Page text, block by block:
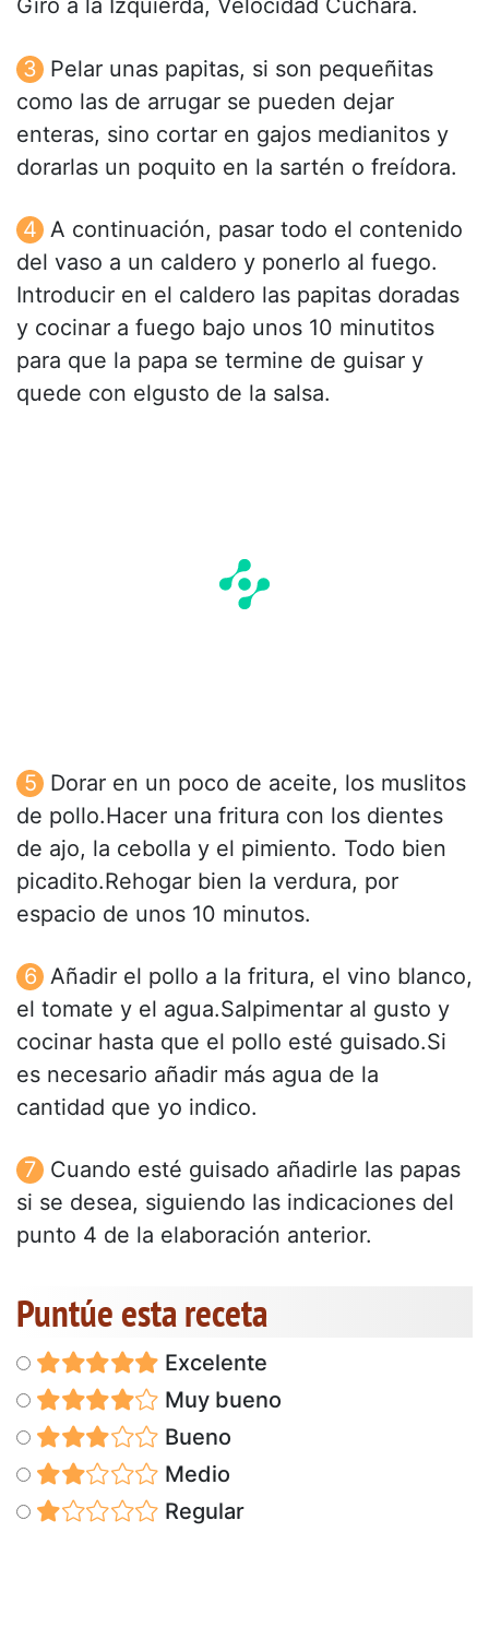
Giro a la Izquierda, Velocidad Cuchara.
Pelar unas papitas, si son pequeñitas
como las de arrugar se pueden dejar
enteras, sino cortar en gajos medianitos y
dorarlas un poquito en la sartén o freídora.
A continuación, pasar todo el contenido
del vaso a un caldero y ponerlo al fuego.
Introducir en el caldero las papitas doradas
y cocinar a fuego bajo unos 10 minutitos
para que la papa se termine de guisar y
quede con elgusto de la salsa.
Dorar en un poco de aceite, los muslitos
de pollo.Hacer una fritura con los dientes
de ajo, la cebolla y el pimiento. Todo bien
picadito.Rehogar bien la verdura, por
espacio de unos 10 minutos.
Añadir el pollo a la fritura, el vino blanco,
el tomate y el agua.Salpimentar al gusto y
cocinar hasta que el pollo esté guisado.Si
es necesario añadir más agua de la
cantidad que yo indico.
Cuando esté guisado añadirle las papas
si se desea, siguiendo las indicaciones del
punto 4 de la elaboración anterior.
Puntúe esta receta
Excelente
Muy bueno
Bueno
Medio
Regular